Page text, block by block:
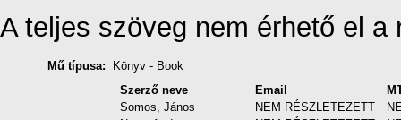
A teljes szöveg nem érhető el
Mű típusa: Könyv - Book
Szerző neve Email
Somos, János
NEM RÉSZLETEZETT